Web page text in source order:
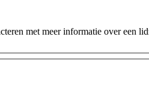
met meer informatie over een